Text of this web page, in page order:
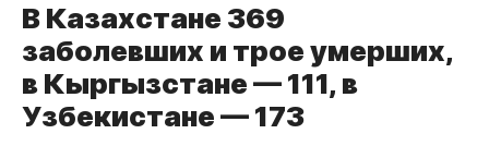
В Казахстане 369
заболевших и трое умерших,
в Кыргызстане — 111, в
Узбекистане — 173